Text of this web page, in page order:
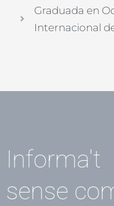
Graduada en
Internacional
Informa't
sense